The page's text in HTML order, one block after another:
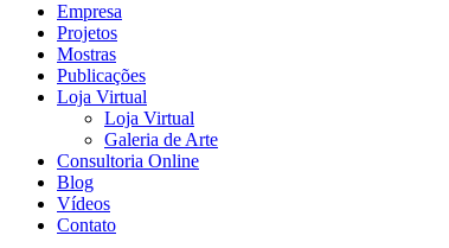
Empresa
Projetos
Mostras
Publicações
Loja Virtual
Loja Virtual
Galeria de Arte
Consultoria Online
Blog
Vídeos
Contato